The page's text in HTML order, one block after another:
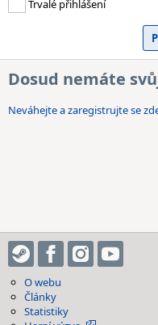
Trvalé přihlášení
Dosud nemáte
Neváhejte a zaregistrujte se
O webu
Články
Statistiky